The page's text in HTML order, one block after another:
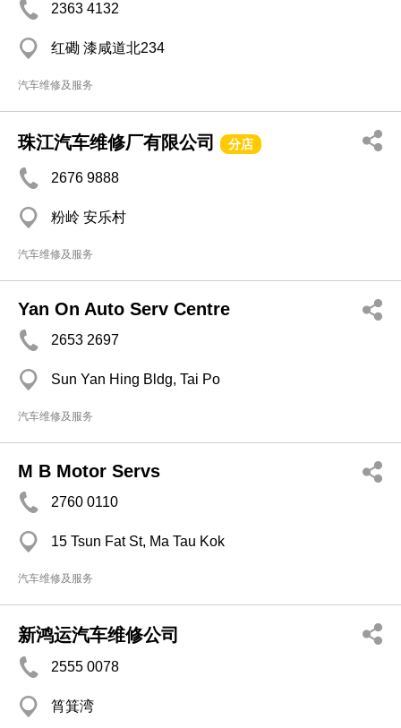
2363 4132
红磡 漆咸道北234
汽车维修及服务
珠江汽车维修厂有限公司 分店
2676 9888
粉岭 安乐村
汽车维修及服务
Yan On Auto Serv Centre
2653 2697
Sun Yan Hing Bldg, Tai Po
汽车维修及服务
M B Motor Servs
2760 0110
15 Tsun Fat St, Ma Tau Kok
汽车维修及服务
新鸿运汽车维修公司
2555 0078
筲箕湾